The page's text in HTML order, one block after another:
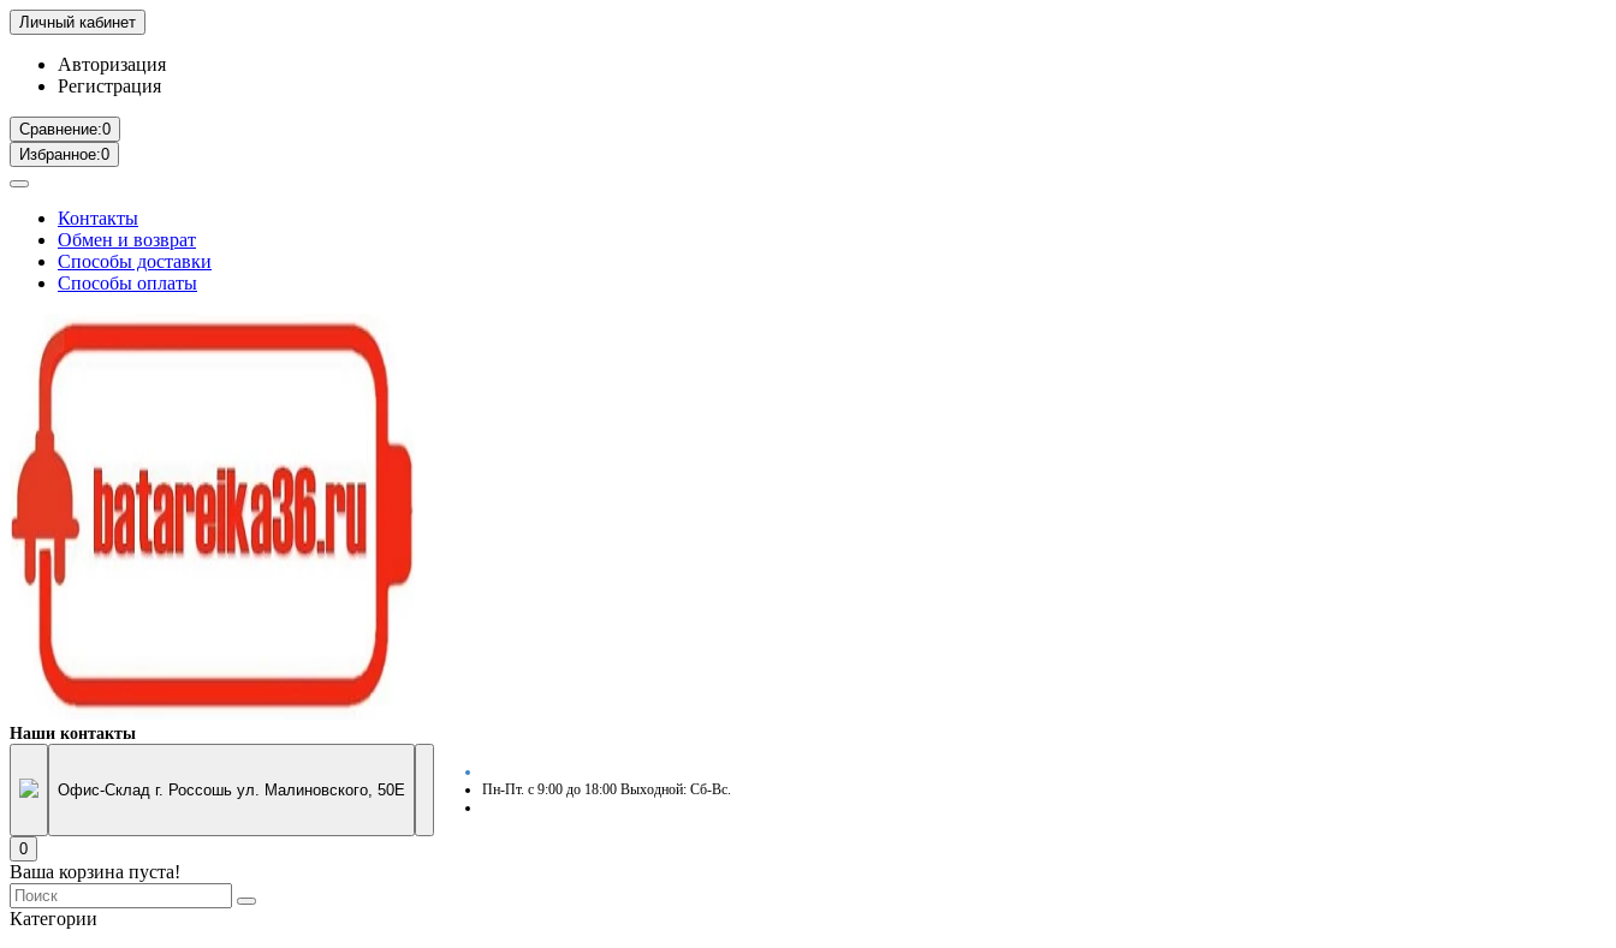
Личный кабинет
Авторизация
Регистрация
Сравнение:0
Избранное:0
Контакты
Обмен и возврат
Способы доставки
Способы оплаты
Наши контакты
Офис-Склад г. Россошь ул. Малиновского, 50Е Пн-Пт. с 9:00 до 18:00 Выходной: Сб-Вс.
0
Ваша корзина пуста!
Категории